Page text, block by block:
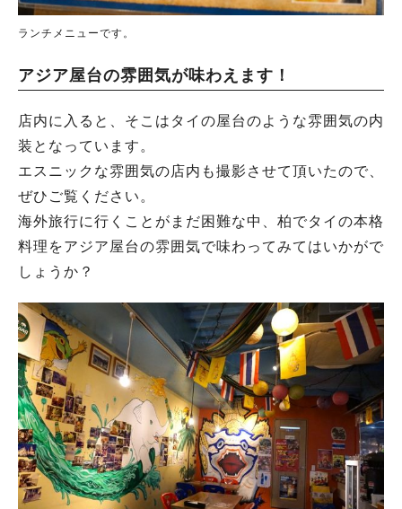
ランチメニューです。
アジア屋台の雰囲気が味わえます！
店内に入ると、そこはタイの屋台のような雰囲気の内
装となっています。
エスニックな雰囲気の店内も撮影させて頂いたので、
ぜひご覧ください。
海外旅行に行くことがまだ困難な中、柏でタイの本格
料理をアジア屋台の雰囲気で味わってみてはいかがで
しょうか？